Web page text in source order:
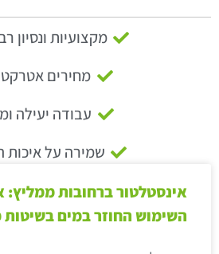
מקצועיות ונסיון
מחירים
עבודה יעילה
שמירה על איכות
אינסטלטור ברחובות
השימוש החוזר במים